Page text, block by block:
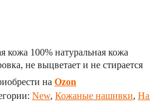
100% натуральная кожа
не выцветает и не стирается
на Ozon
New, Кожаные нашивки,